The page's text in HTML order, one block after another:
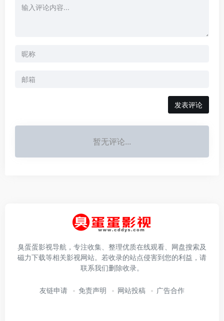
发表评论
暂无评论...
臭蛋蛋影视导航，专注收集、整理优质在线观看、网盘搜索及
磁力下载等相关影视网站。若收录的站点侵害到您的利益，请
联系我们删除收录。
友链申请 免责声明 网站投稿 广告合作